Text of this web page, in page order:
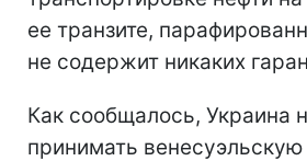
ее транзите,
не содержит никаких
Как сообщалось, Украина
принимать